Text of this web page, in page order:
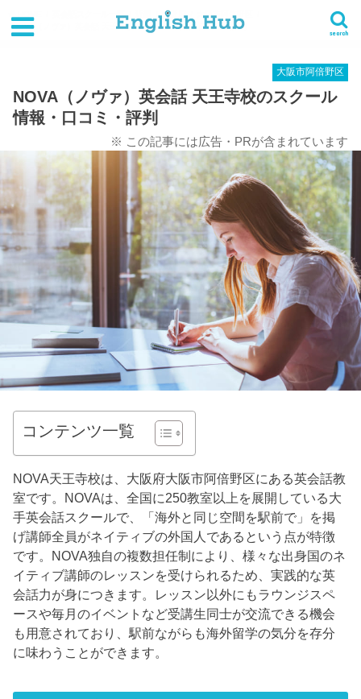
search
英会話スクール一覧 大阪府
大阪市阿倍野区
NOVA（ノヴァ）英会話 天王寺校のスクール情報・口コミ・評判
大阪市阿倍野区
NOVA（ノヴァ）英会話 天王寺校のスクール
情報・口コミ・評判
※ この記事には広告・PRが含まれています
コンテンツ一覧
NOVA天王寺校は、大阪府大阪市阿倍野区にある英会話教
室です。NOVAは、全国に250教室以上を展開している大
手英会話スクールで、「海外と同じ空間を駅前で」を掲
げ講師全員がネイティブの外国人であるという点が特徴
です。NOVA独自の複数担任制により、様々な出身国のネ
イティブ講師のレッスンを受けられるため、実践的な英
会話力が身につきます。レッスン以外にもラウンジスペ
ースや毎月のイベントなど受講生同士が交流できる機会
も用意されており、駅前ながらも海外留学の気分を存分
に味わうことができます。